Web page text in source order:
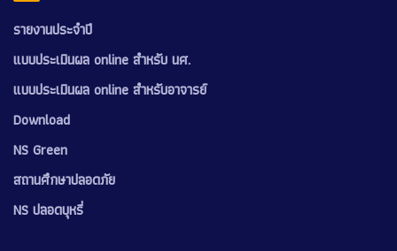
รายงานประจำปี
แบบประเมินผล online สำหรับ นศ.
แบบประเมินผล online สำหรับอาจารย์
Download
NS Green
สถานศึกษาปลอดภัย
NS ปลอดบุหรี่